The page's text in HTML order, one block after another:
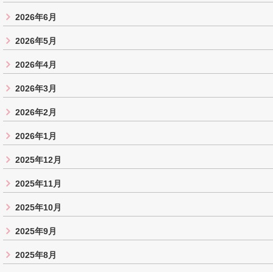
2026年6月
2026年5月
2026年4月
2026年3月
2026年2月
2026年1月
2025年12月
2025年11月
2025年10月
2025年9月
2025年8月